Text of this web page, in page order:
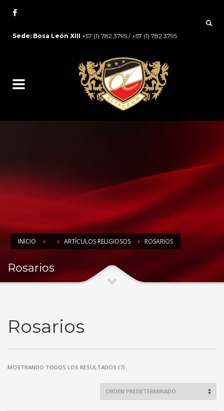
Sede: Bosa León XIII +57 (1) 782 3795 / +57 (1) 782 3795
INICIO ARTÍCULOS RELIGIOSOS ROSARIOS
Rosarios
Rosarios
MOSTRANDO TODOS LOS RESULTADOS (7)